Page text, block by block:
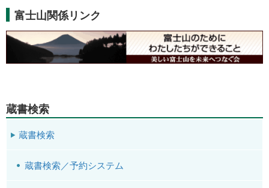
富士山関係リンク
蔵書検索
蔵書検索
蔵書検索／予約システム